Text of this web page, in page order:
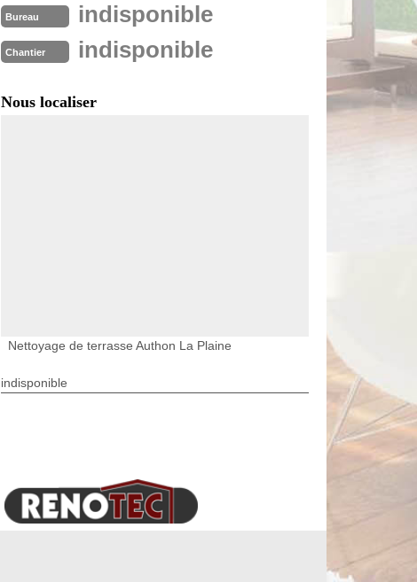
Bureau indisponible
Chantier indisponible
Nous localiser
Nettoyage de terrasse Authon La Plaine
indisponible